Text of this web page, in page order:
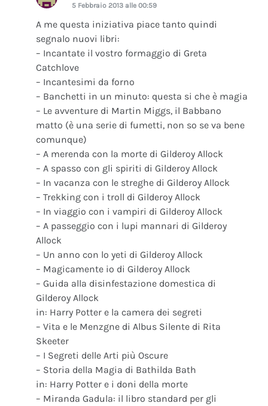
5 Febbraio 2013 alle 00:59
A me questa iniziativa piace tanto quindi
segnalo nuovi libri:
– Incantate il vostro formaggio di Greta
Catchlove
– Incantesimi da forno
– Banchetti in un minuto: questa si che è magia
– Le avventure di Martin Miggs, il Babbano
matto (è una serie di fumetti, non so se va bene
comunque)
– A merenda con la morte di Gilderoy Allock
– A spasso con gli spiriti di Gilderoy Allock
– In vacanza con le streghe di Gilderoy Allock
– Trekking con i troll di Gilderoy Allock
– In viaggio con i vampiri di Gilderoy Allock
– A passeggio con i lupi mannari di Gilderoy
Allock
– Un anno con lo yeti di Gilderoy Allock
– Magicamente io di Gilderoy Allock
– Guida alla disinfestazione domestica di
Gilderoy Allock
in: Harry Potter e la camera dei segreti
– Vita e le Menzgne di Albus Silente di Rita
Skeeter
– I Segreti delle Arti più Oscure
– Storia della Magia di Bathilda Bath
in: Harry Potter e i doni della morte
– Miranda Gadula: il libro standard per gli